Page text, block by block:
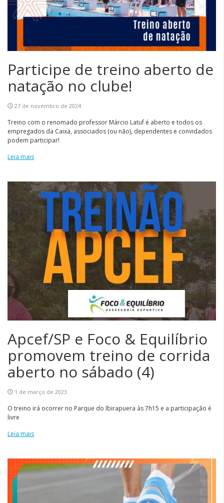
Participe de treino aberto de
natação no clube!
27 de novembro de 2024
Treino com o renomado professor Márcio Latuf é aberto e todos os
empregados da Caixa, associados (ou não), dependentes e convidados
podem participar!
Leia mais
Apcef/SP e Foco & Equilíbrio
promovem treino de corrida
aberto no sábado (4)
1 de março de 2023
O treino irá ocorrer no Parque do Ibirapuera às 7h15 e a participação é
livre
Leia mais